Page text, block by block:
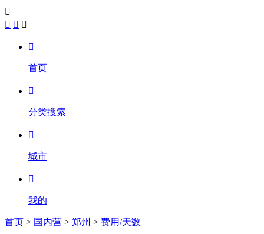

  

首页

分类搜索

城市

我的
首页 > 国内营 > 郑州 > 费用/天数